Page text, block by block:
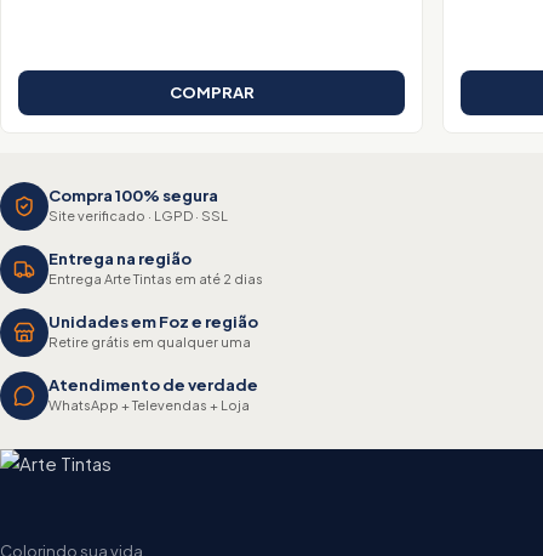
COMPRAR
Compra 100% segura
Site verificado · LGPD · SSL
Entrega na região
Entrega Arte Tintas em até 2 dias
Unidades em Foz e região
Retire grátis em qualquer uma
Atendimento de verdade
WhatsApp + Televendas + Loja
Colorindo sua vida.